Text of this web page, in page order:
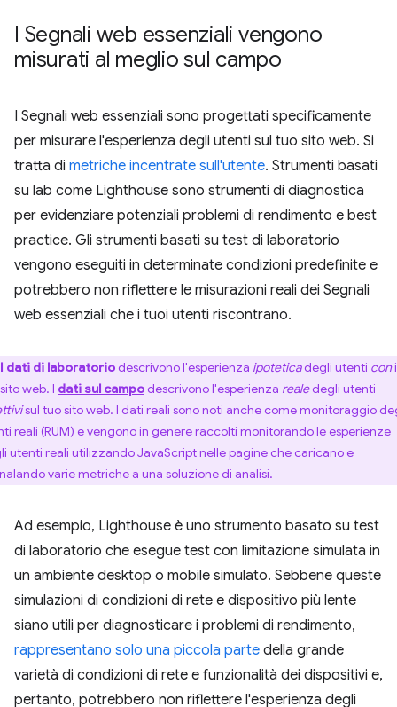
I Segnali web essenziali vengono
misurati al meglio sul campo
I Segnali web essenziali sono progettati specificamente
per misurare l'esperienza degli utenti sul tuo sito web. Si
tratta di metriche incentrate sull'utente. Strumenti basati
su lab come Lighthouse sono strumenti di diagnostica
per evidenziare potenziali problemi di rendimento e best
practice. Gli strumenti basati su test di laboratorio
vengono eseguiti in determinate condizioni predefinite e
potrebbero non riflettere le misurazioni reali dei Segnali
web essenziali che i tuoi utenti riscontrano.
I dati di laboratoriodescrivono l'esperienza ipoteticadegli utenti con
web. I dati sul campodescrivono l'esperienza realedegli utenti
sul tuo sito web. I dati reali sono noti anche come monitoraggio
reali (RUM) e vengono in genere raccolti monitorando le esperienze
utenti reali utilizzando JavaScript nelle pagine che caricano e
varie metriche a una soluzione di analisi.
Ad esempio, Lighthouse è uno strumento basato su test
di laboratorio che esegue test con limitazione simulata in
un ambiente desktop o mobile simulato. Sebbene queste
simulazioni di condizioni di rete e dispositivo più lente
siano utili per diagnosticare i problemi di rendimento,
rappresentano solo una piccola parte della grande
varietà di condizioni di rete e funzionalità dei dispositivi e,
pertanto, potrebbero non riflettere l'esperienza degli